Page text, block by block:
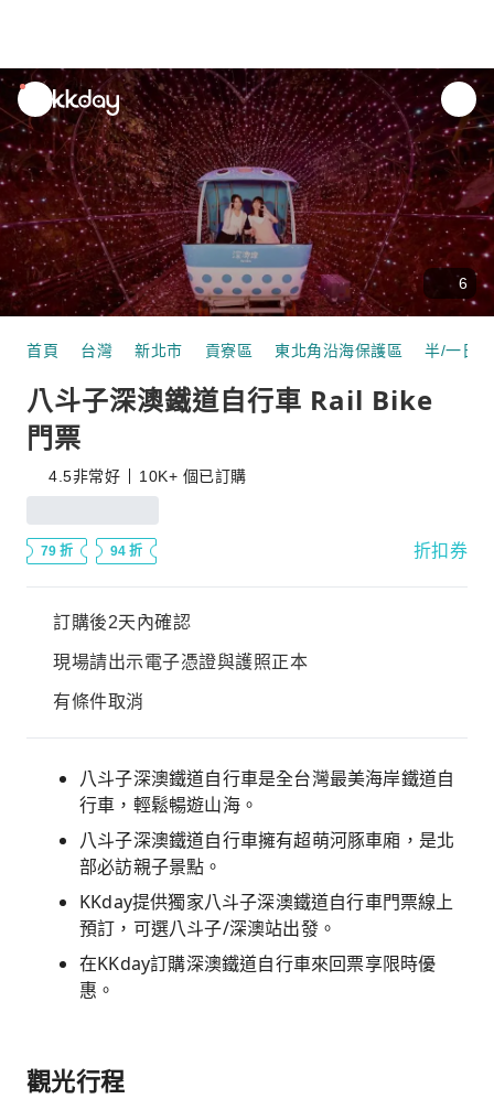
unread
notifications
6
首頁 台灣 新北市 貢寮區 東北角沿海保護區 半/一日遊
八斗子深澳鐵道自行車 Rail Bike
門票
4.5非常好 10K+ 個已訂購
79 折 94 折 折扣券
訂購後2天內確認
現場請出示電子憑證與護照正本
有條件取消
八斗子深澳鐵道自行車是全台灣最美海岸鐵道自
行車，輕鬆暢遊山海。
八斗子深澳鐵道自行車擁有超萌河豚車廂，是北
部必訪親子景點。
KKday提供獨家八斗子深澳鐵道自行車門票線上
預訂，可選八斗子/深澳站出發。
在KKday訂購深澳鐵道自行車來回票享限時優
惠。
觀光行程